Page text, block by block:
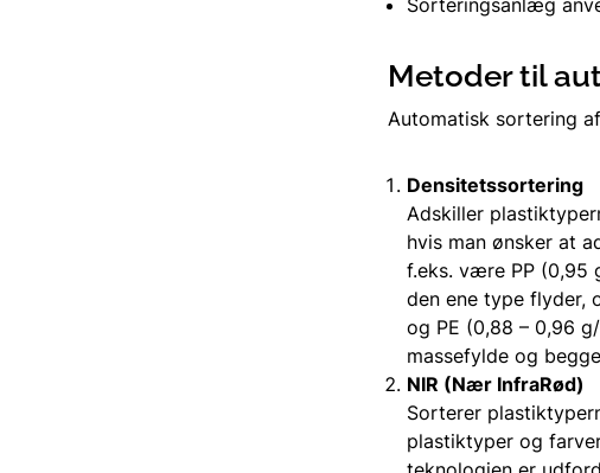
Metoder til
Automatisk sortering
Densitetssortering
Adskiller
hvis man ønsker at
f.eks. være PP (0,95
den ene type flyder,
og PE (0,88 – 0,96
massefylde og
NIR (Nær InfraRød)
Sorterer
plastiktyper og